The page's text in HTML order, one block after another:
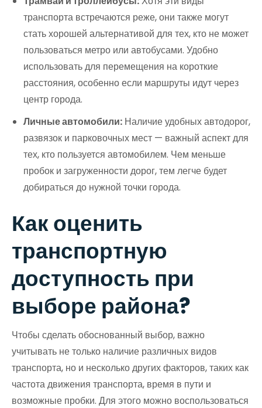
транспорта встречаются реже, они также могут
стать хорошей альтернативой для тех, кто не может
пользоваться метро или автобусами. Удобно
использовать для перемещения на короткие
расстояния, особенно если маршруты идут через
центр города.
Личные автомобили: Наличие удобных автодорог,
развязок и парковочных мест — важный аспект для
тех, кто пользуется автомобилем. Чем меньше
пробок и загруженности дорог, тем легче будет
добираться до нужной точки города.
Как оценить
транспортную
доступность при
выборе района?
Чтобы сделать обоснованный выбор, важно
учитывать не только наличие различных видов
транспорта, но и несколько других факторов, таких как
частота движения транспорта, время в пути и
возможные пробки. Для этого можно воспользоваться